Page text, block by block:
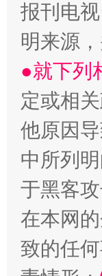
揭批
报刊电
明来源
●就下列
定或相
他原因
中所列
于黑客
在本网
致的任何